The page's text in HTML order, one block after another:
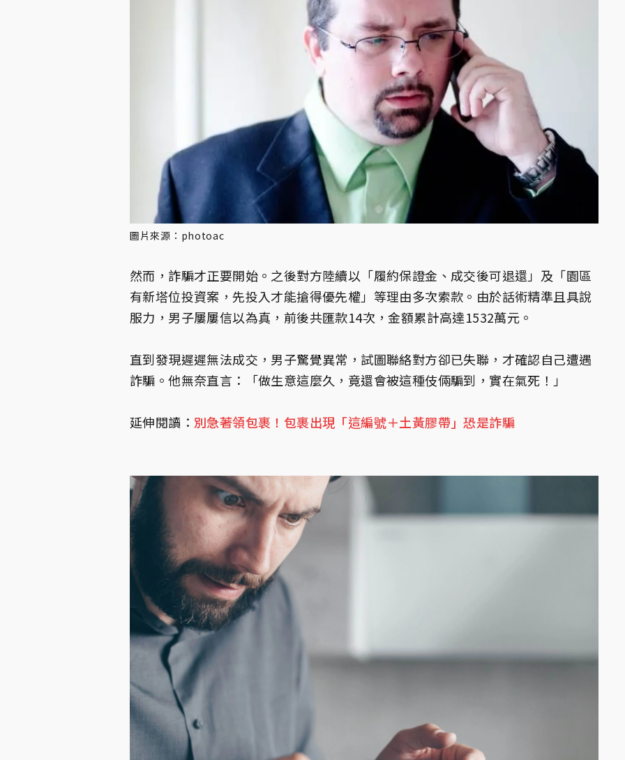
圖片來源：photoac
然而，詐騙才正要開始。之後對方陸續以「履約保證金、成交後可退還」及「園區
有新塔位投資案，先投入才能搶得優先權」等理由多次索款。由於話術精準且具說
服力，男子屢屢信以為真，前後共匯款14次，金額累計高達1532萬元。
直到發現遲遲無法成交，男子驚覺異常，試圖聯絡對方卻已失聯，才確認自己遭遇
詐騙。他無奈直言：「做生意這麼久，竟還會被這種伎倆騙到，實在氣死！」
延伸閱讀： 別急著領包裹！包裹出現「這編號＋土黃膠帶」恐是詐騙